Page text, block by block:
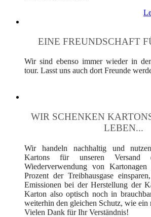
EINE FREUNDSCHAFT
Wir sind ebenso immer wieder in
tour. Lasst uns auch dort Freunde
WIR SCHENKEN
LEBEN...
Wir handeln nachhaltig und
Kartons für unseren Versand
Wiederverwendung von
Prozent der Treibhausgase
Emissionen bei der Herstellung der
Karton also optisch noch in
weiterhin den gleichen Schutz, wie ein
Vielen Dank für Ihr Verständnis!